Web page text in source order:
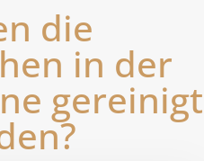
die
in der
gereinigt